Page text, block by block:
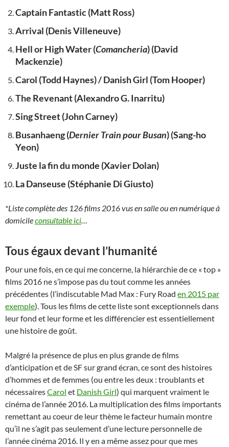
Captain Fantastic (Matt Ross)
Arrival (Denis Villeneuve)
Hell or High Water (Comancheria) (David
Mackenzie)
Carol (Todd Haynes) / Danish Girl (Tom Hooper)
The Revenant (Alexandro G. Inarritu)
Sing Street (John Carney)
Busanhaeng (Dernier Train pour Busan) (Sang-ho
Yeon)
Juste la fin du monde (Xavier Dolan)
La Danseuse (Stéphanie Di Giusto)
*Liste complète des 126 films 2016 vus en salle ou en numérique à
domicileconsultable ici
Tous égaux devant l’humanité
Pour une fois, en ce qui me concerne, la hiérarchie de ce « top »
films 2016 ne s’impose pas du tout comme les années
précédentes (l’indiscutable Mad Max : Fury Road en 2015 par
exemple). Tous les films de cette liste sont exceptionnels dans
leur fond et leur forme et les différencier est essentiellement
une histoire de goût.
Malgré la présence de plus en plus grande de films
d’anticipation et de SF sur grand écran, ce sont des histoires
d’hommes et de femmes (ou entre les deux : troublants et
nécessairesCarol et Danish Girl) qui marquent vraiment le
cinéma de l’année 2016. La multiplication des films importants
remettant au coeur de leur thème le facteur humain montre
qu’il ne s’agit pas seulement d’une lecture personnelle de
l’année cinéma 2016. Il y en a même assez pour que mes